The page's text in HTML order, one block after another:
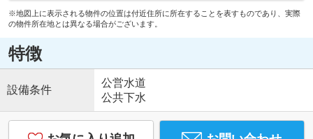
※地図上に表示される物件の位置は付近住所に所在することを表すものであり、実際
の物件所在地とは異なる場合がございます。
特徴
設備条件
公営水道
公共下水